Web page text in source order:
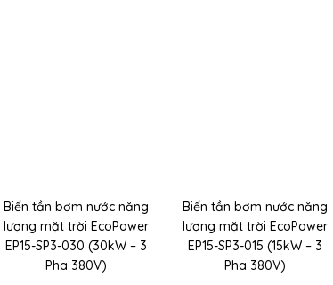
Biến tần bơm nước năng
lượng mặt trời EcoPower
EP15-SP3-030 (30kW – 3
Pha 380V)
Biến tần bơm nước năng
lượng mặt trời EcoPower
EP15-SP3-015 (15kW – 3
Pha 380V)